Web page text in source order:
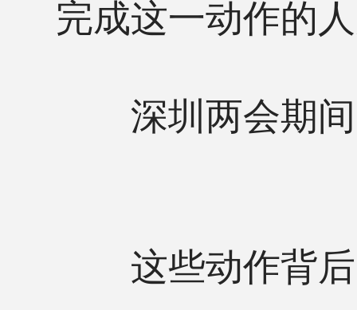
完成这一动作的
深圳两会期间
这些动作背后